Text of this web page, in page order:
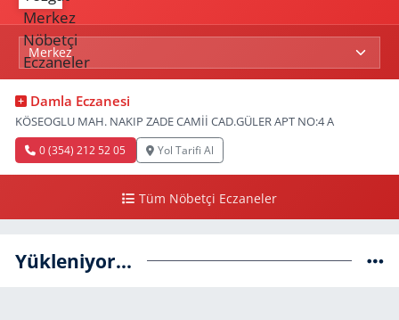
Damla Eczanesi
KÖSEOGLU MAH. NAKIP ZADE CAMİİ CAD.GÜLER APT NO:4 A
0 (354) 212 52 05 Yol Tarifi Al
Tüm Nöbetçi Eczaneler
Yükleniyor...